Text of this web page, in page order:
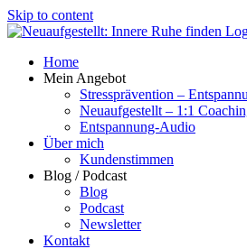
Skip to content
Home
Mein Angebot
Stressprävention –
Neuaufgestellt – 1:1
Entspannung-Audio
Über mich
Kundenstimmen
Blog / Podcast
Blog
Podcast
Newsletter
Kontakt